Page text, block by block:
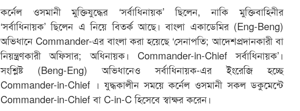
কর্নেল ওসমানী মুক্তিযুদ্ধের ‘সর্বাধিনায়ক’ ছিলেন, নাকি মুক্তিবাহিনীর
‘সর্বাধিনায়ক’ ছিলেন এ নিয়ে বিতর্ক আছে। বাংলা একাডেমির (Eng-Beng)
অভিধানে Commander-এর বাংলা করা হয়েছে ‘সেনাপতি; আদেশপ্রদানকারী বা
নিয়ন্ত্রণকারী অফিসার; অধিনায়ক। Commander-in-Chief সর্বাধিনায়ক’।
সংশ্লিষ্ট (Beng-Eng) অভিধানেও সর্বাধিনায়ক-এর ইংরেজি হচ্ছে
Commander-in-Chief । যুদ্ধকালীন সময়ে কর্নেল ওসমানী সকল ডকুমেন্টে
Commander-in-Chief বা C-in-C হিসেবে স্বাক্ষর করেন।